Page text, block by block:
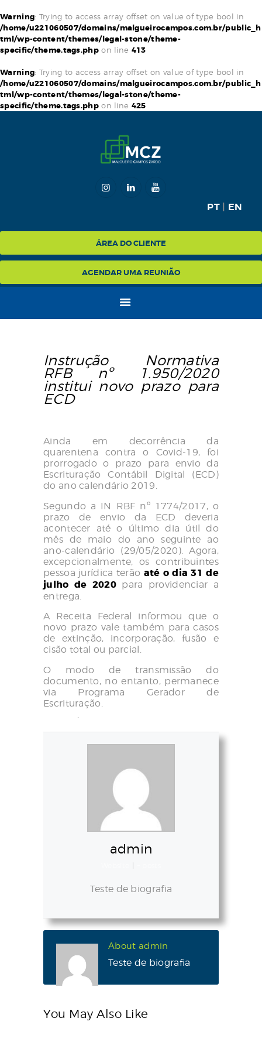
Warning: Trying to access array offset on value of type bool in
/home/u221060507/domains/malgueirocampos.com.br/public_h
tml/wp-content/themes/legal-stone/theme-
specific/theme.tags.phpon line 413
Warning: Trying to access array offset on value of type bool in
/home/u221060507/domains/malgueirocampos.com.br/public_h
tml/wp-content/themes/legal-stone/theme-
specific/theme.tags.phpon line 425
PT| EN
ÁREA DO CLIENTE
AGENDAR UMA REUNIÃO
HOME
MCZ
EXPERTISE
Instrução Normativa
RFB nº 1.950/2020
institui novo prazo para
ECD
Ainda em decorrência da
quarentena contra o Covid-19, foi
prorrogado o prazo para envio da
Escrituração Contábil Digital (ECD)
do ano calendário 2019.
Segundo a IN RBF nº 1774/2017, o
prazo de envio da ECD deveria
acontecer até o último dia útil do
mês de maio do ano seguinte ao
ano-calendário (29/05/2020). Agora,
excepcionalmente, os contribuintes
pessoa jurídica terão até o dia 31 de
julho de 2020 para providenciar a
entrega.
A Receita Federal informou que o
novo prazo vale também para casos
de extinção, incorporação, fusão e
cisão total ou parcial.
O modo de transmissão do
documento, no entanto, permanece
via Programa Gerador de
Escrituração.
.
admin
Teste de biografia
About admin
Teste de biografia
You May Also Like